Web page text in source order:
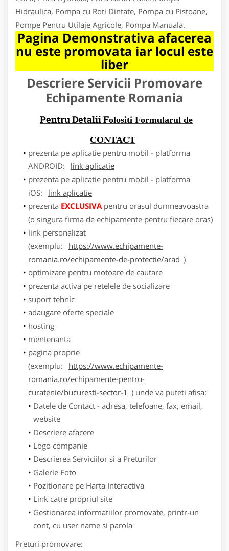
Hidraulica, Pompa cu Roti Dintate, Pompa cu Pistoane,
Pompe Pentru Utilaje Agricole, Pompa Manuala.
Pagina Demonstrativa afacerea
nu este promovata iar locul este
liber
Descriere Servicii Promovare
Echipamente Romania
Pentru Detalii Folositi Formularul de
CONTACT
prezenta pe aplicatie pentru mobil - platforma
ANDROID:
link aplicatie
prezenta pe aplicatie pentru mobil - platforma
iOS:
link aplicatie
prezenta EXCLUSIVApentru orasul dumneavoastra
(o singura firma de echipamente pentru fiecare oras)
link personalizat
(exemplu:
https://www.echipamente-
romania.ro/echipamente-de-protectie/arad )
optimizare pentru motoare de cautare
prezenta activa pe retelele de socializare
suport tehnic
adaugare oferte speciale
hosting
mentenanta
pagina proprie
(exemplu:
https://www.echipamente-
romania.ro/echipamente-pentru-
curatenie/bucuresti-sector-1 ) unde va puteti afisa:
Datele de Contact - adresa, telefoane, fax, email,
website
Descriere afacere
Logo companie
Descrierea Serviciilor si a Preturilor
Galerie Foto
Pozitionare pe Harta Interactiva
Link catre propriul site
Gestionarea informatiilor promovate, printr-un
cont, cu user name si parola
Preturi promovare: